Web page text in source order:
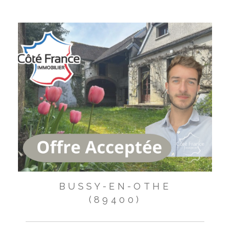
BUSSY-EN-OTHE
(89400)